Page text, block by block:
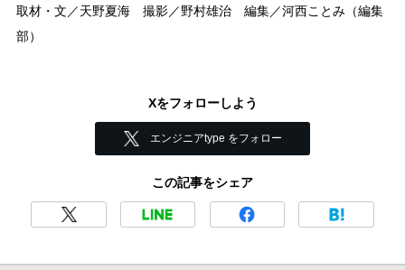
取材・文／天野夏海 撮影／野村雄治 編集／河西ことみ（編集
部）
Xをフォローしよう
エンジニアtype をフォロー
この記事をシェア